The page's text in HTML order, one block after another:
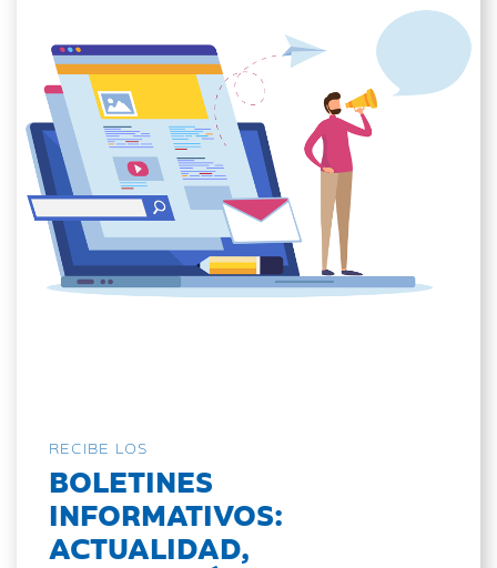
RECIBE LOS
BOLETINES
INFORMATIVOS:
ACTUALIDAD,